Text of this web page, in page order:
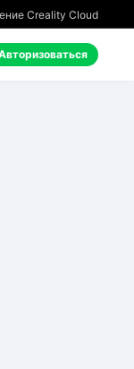
Creality Cloud